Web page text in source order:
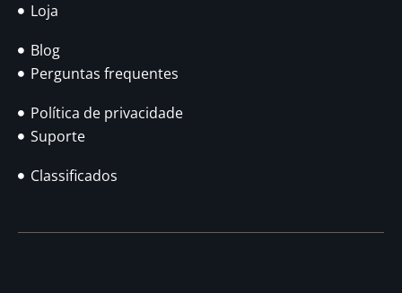
Loja
Blog
Perguntas frequentes
Política de privacidade
Suporte
Classificados